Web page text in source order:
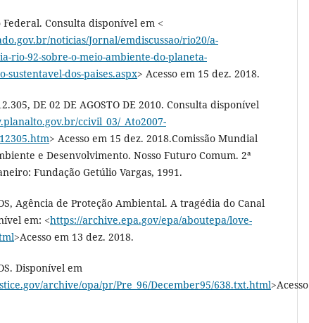
Federal. Consulta disponível em <
noticias/Jornal/emdiscussao/rio20/a-
rio-92-sobre-o-meio-ambiente-do-planeta-
sustentavel-dos-paises.aspx> Acesso em 15 dez. 2018.
DE 02 DE AGOSTO DE 2010. Consulta disponível
ccivil_03/_Ato2007-
> Acesso em 15 dez. 2018.Comissão Mundial
e Desenvolvimento. Nosso Futuro Comum. 2ª
Fundação Getúlio Vargas, 1991.
Agência de Proteção Ambiental. A tragédia do Canal
em: <https://archive.epa.gov/epa/aboutepa/love-
>Acesso em 13 dez. 2018.
Disponível em
archive/opa/pr/Pre_96/December95/638.txt.html>Acesso